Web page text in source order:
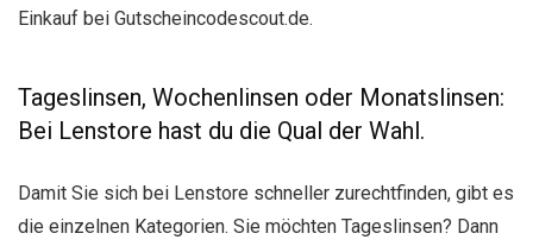
Einkauf bei Gutscheincodescout.de.
Tageslinsen, Wochenlinsen oder Monatslinsen:
Bei Lenstore hast du die Qual der Wahl.
Damit Sie sich bei Lenstore schneller zurechtfinden, gibt es
die einzelnen Kategorien. Sie möchten Tageslinsen? Dann